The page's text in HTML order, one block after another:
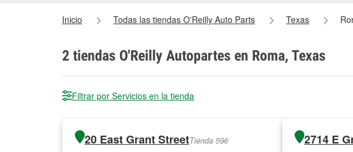
Inicio Todas las tiendas O'Reilly Auto Parts Texas
2 tiendas O'Reilly Autopartes en Roma, Texas
Filtrar por Servicios en la tienda
20 East Grant StreetTienda 596 2714 E